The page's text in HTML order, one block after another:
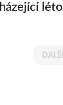
léto
DALŠÍ